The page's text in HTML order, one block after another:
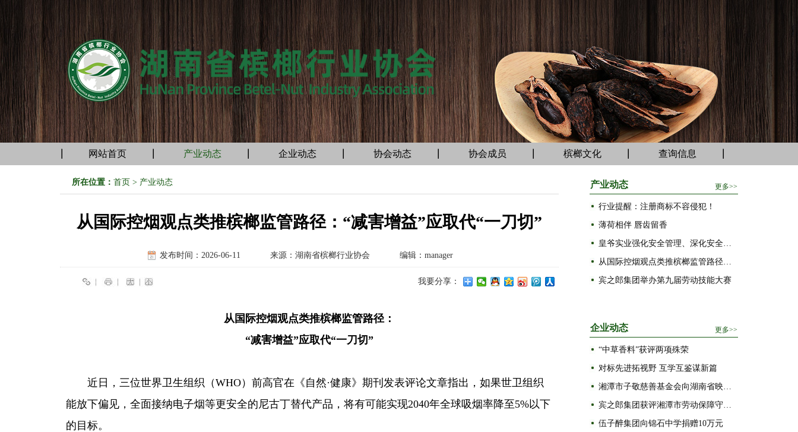
网站首页 产业动态 企业动态 协会动态 协会成员 槟榔文化 查询信息
所在位置： 首页 > 产业动态
从国际控烟观点类推槟榔监管路径：“减害增益”应取代“一刀切”
发布时间：2026-06-11 来源：湖南省槟榔行业协会 编辑：manager
我要分享：
从国际控烟观点类推槟榔监管路径：
“减害增益”应取代“一刀切”
近日，三位世界卫生组织（WHO）前高官在《自然·健康》期刊发表评论文章指出，如果世卫组织
能放下偏见，全面接纳电子烟等更安全的尼古丁替代产品，将有可能实现2040年全球吸烟率降至5%以下
的目标。
产业动态
行业提醒：注册商标不容侵犯！
薄荷相伴 唇齿留香
皇爷实业强化安全管理、深化安全建设
从国际控烟观点类推槟榔监管路径：“减害增益”应取代“一刀切”
宾之郎集团举办第九届劳动技能大赛
企业动态
“中草香料”获评两项殊荣
对标先进拓视野 互学互鉴谋新篇
湘潭市子敬慈善基金会向湖南省映山红文化发展基金会捐资
宾之郎集团获评湘潭市劳动保障守法诚信A级单位
伍子醉集团向锦石中学捐赠10万元